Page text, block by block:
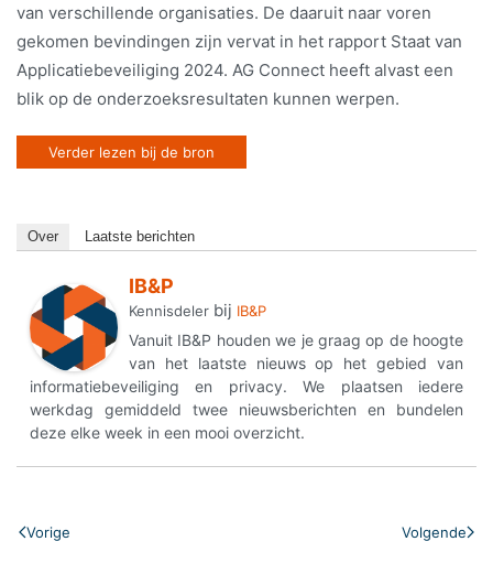
van verschillende organisaties. De daaruit naar voren
gekomen bevindingen zijn vervat in het rapport Staat van
Applicatiebeveiliging 2024. AG Connect heeft alvast een
blik op de onderzoeksresultaten kunnen werpen.
Verder lezen bij de bron
Over Laatste berichten
IB&P
Kennisdeler bij IB&P
Vanuit IB&P houden we je graag op de hoogte
van het laatste nieuws op het gebied van
informatiebeveiliging en privacy. We plaatsen iedere
werkdag gemiddeld twee nieuwsberichten en bundelen
deze elke week in een mooi overzicht.
Vorige Volgende